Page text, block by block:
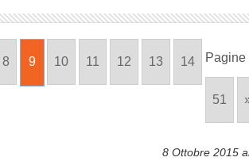
Pagine
8 9 10 11 12 13 14
51
8 Ottobre 2015